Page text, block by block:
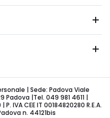
| Sede: Padova Viale
|Tel. 049 981 4611 |
IVA CEE IT 00184820280 R.E.A.
n. 44121bis